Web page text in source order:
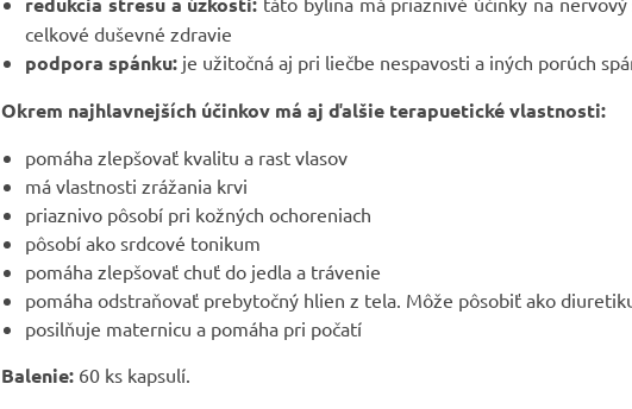
celkové duševné zdravie
podpora spánku: je užitočná aj pri liečbe nespavosti a iných porúch
Okrem najhlavnejších účinkov má aj ďalšie terapuetické vlastnosti:
pomáha zlepšovať kvalitu a rast vlasov
má vlastnosti zrážania krvi
priaznivo pôsobí pri kožných ochoreniach
pôsobí ako srdcové tonikum
pomáha zlepšovať chuť do jedla a trávenie
pomáha odstraňovať prebytočný hlien z tela. Môže pôsobiť ako
posilňuje maternicu a pomáha pri počatí
Balenie: 60 ks kapsulí.